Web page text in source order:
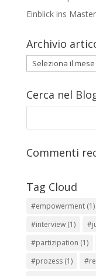
Einblick ins
Archivio
Archivio
articoli
Cerca nel
Commenti
Tag Cloud
#empowerment(1)
#interview(1)
#partizipation (1)
#prozess(1)